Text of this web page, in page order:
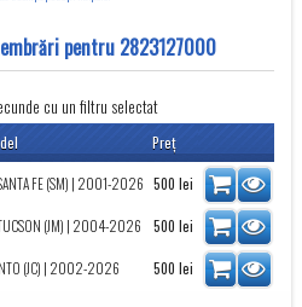
pentru 2823127000
cu un filtru selectat
Preţ
FE (SM) | 2001-2026 500 lei
(JM) | 2004-2026 500 lei
(JC) | 2002-2026 500 lei